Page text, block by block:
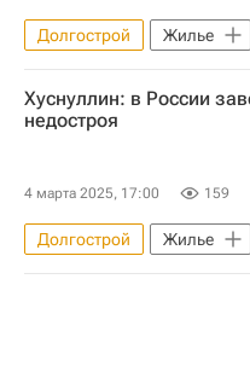
Долгострой Жилье
ТиНАО
Хуснуллин: в России
недостроя
4 марта 2025, 17:00 159
Долгострой Жилье
Москва
Марат